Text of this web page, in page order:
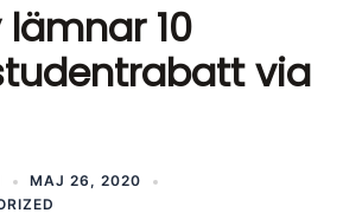
10
via
MAJ 26, 2020